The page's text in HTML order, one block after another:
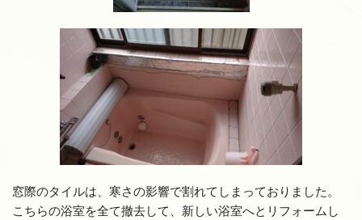
窓際のタイルは、寒さの影響で割れてしまっておりました。
こちらの浴室を全て撤去して、新しい浴室へとリフォームし